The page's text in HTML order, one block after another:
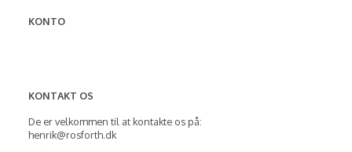
KONTO
KONTAKT OS
De er velkommen til at kontakte os på:
henrik@rosforth.dk